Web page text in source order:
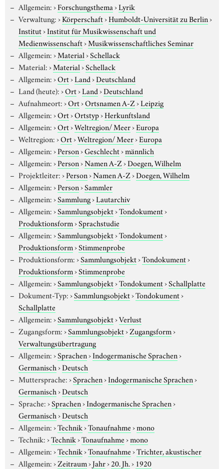
Allgemein:›Forschungsthema›Lyrik
Verwaltung:›Körperschaft›Humboldt-Universität zu Berlin›
Institut›Institut für Musikwissenschaft und
Medienwissenschaft›Musikwissenschaftliches Seminar
Allgemein:›Material›Schellack
Material:›Material›Schellack
Allgemein:›Ort›Land›Deutschland
Land (heute):›Ort›Land›Deutschland
Aufnahmeort:›Ort›Ortsnamen A-Z›Leipzig
Allgemein:›Ort›Ortstyp›Herkunftsland
Allgemein:›Ort›Weltregion/ Meer›Europa
Weltregion:›Ort›Weltregion/ Meer›Europa
Allgemein:›Person›Geschlecht›männlich
Allgemein:›Person›Namen A-Z›Doegen, Wilhelm
Projektleiter:›Person›Namen A-Z›Doegen, Wilhelm
Allgemein:›Person›Sammler
Allgemein:›Sammlung›Lautarchiv
Allgemein:›Sammlungsobjekt›Tondokument›
Produktionsform›Sprachstudie
Allgemein:›Sammlungsobjekt›Tondokument›
Produktionsform›Stimmenprobe
Produktionsform:›Sammlungsobjekt›Tondokument›
Produktionsform›Stimmenprobe
Allgemein:›Sammlungsobjekt›Tondokument›Schallplatte
Dokument-Typ:›Sammlungsobjekt›Tondokument›
Schallplatte
Allgemein:›Sammlungsobjekt›Verlust
Zugangsform:›Sammlungsobjekt›Zugangsform›
Verwaltungsübertragung
Allgemein:›Sprachen›Indogermanische Sprachen›
Germanisch›Deutsch
Muttersprache:›Sprachen›Indogermanische Sprachen›
Germanisch›Deutsch
Sprache:›Sprachen›Indogermanische Sprachen›
Germanisch›Deutsch
Allgemein:›Technik›Tonaufnahme›mono
Technik:›Technik›Tonaufnahme›mono
Allgemein:›Technik›Tonaufnahme›Trichter, akustischer
Allgemein:›Zeitraum›Jahr›20. Jh.› 1920